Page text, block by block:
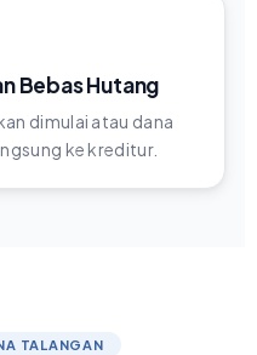
Bebas Hutang
dimulai atau dana
ke kreditur.
TALANGAN